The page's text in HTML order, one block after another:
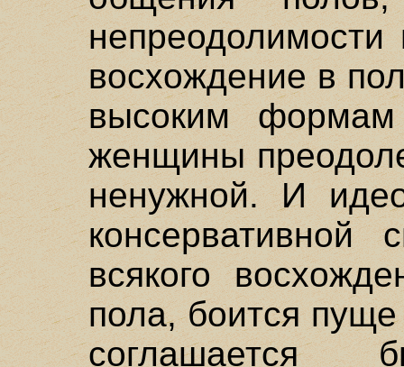
непреодолимости
восхождение в
высоким
женщины
ненужной. И
всякого
пола, боится
соглашается